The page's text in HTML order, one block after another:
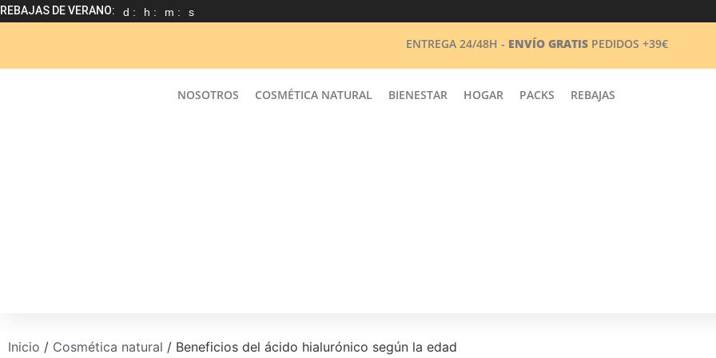
REBAJAS DE VERANO: d : h : m : s
ENTREGA 24/48H - ENVÍO GRATIS PEDIDOS +39€
NOSOTROS COSMÉTICA NATURAL BIENESTAR HOGAR PACKS REBAJAS
Inicio / Cosmética natural / Beneficios del ácido hialurónico según la edad